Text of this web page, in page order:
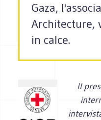
Gaza,
Architecture,
in calce.
Il